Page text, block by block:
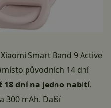
Smart Band 9 Active
původních 14 dní
18 dní na jedno nabití.
300 mAh. Další